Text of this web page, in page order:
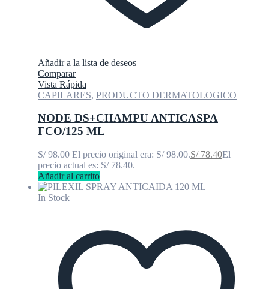
Añadir a la lista de deseos
Comparar
Vista Rápida
CAPILARES, PRODUCTO DERMATOLOGICO
NODE DS+CHAMPU ANTICASPA
FCO/125 ML
S/98.00 El precio original era: S/ 98.00.S/78.40El
precio actual es: S/ 78.40.
Añadir al carrito
In Stock